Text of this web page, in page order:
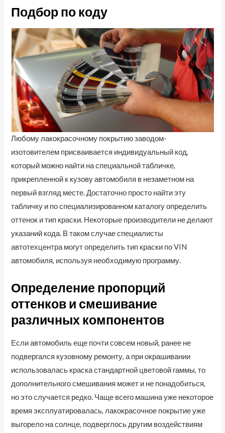
Подбор по коду
Любому лакокрасочному покрытию заводом-
изотовителем присваивается индивидуальный код,
который можно найти на специальной табличке,
прикрепленной к кузову автомобиля в незаметном на
первый взгляд месте. Достаточно просто найти эту
табличку и по специализированном каталогу определить
оттенок и тип краски. Некоторые производители не делают
указаний кода. В таком случае специалисты
автотехцентра могут определить тип краски по VIN
автомобиля, используя необходимую программу.
Определение пропорций
оттенков и смешивание
различных компонентов
Если автомобиль еще почти совсем новый, ранее не
подвергался кузовному ремонту, а при окрашивании
использовалась краска стандартной цветовой гаммы, то
дополнительного смешивания может и не понадобиться,
но это случается редко. Чаще всего машина уже некоторое
время эксплуатировалась, лакокрасочное покрытие уже
выгорело на солнце, подверглось другим воздействиям